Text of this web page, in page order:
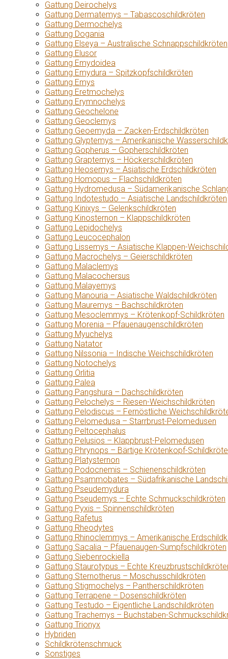
Gattung Deirochelys
Gattung Dermatemys – Tabascoschildkröten
Gattung Dermochelys
Gattung Dogania
Gattung Elseya – Australische Schnappschildkröten
Gattung Elusor
Gattung Emydoidea
Gattung Emydura – Spitzkopfschildkröten
Gattung Emys
Gattung Eretmochelys
Gattung Erymnochelys
Gattung Geochelone
Gattung Geoclemys
Gattung Geoemyda – Zacken-Erdschildkröten
Gattung Glyptemys – Amerikanische
Gattung Gopherus – Gopherschildkröten
Gattung Graptemys – Höckerschildkröten
Gattung Heosemys – Asiatische Erdschildkröten
Gattung Homopus – Flachschildkröten
Gattung Hydromedusa – Südamerikanische
Gattung Indotestudo – Asiatische Landschildkröten
Gattung Kinixys – Gelenkschildkröten
Gattung Kinosternon – Klappschildkröten
Gattung Lepidochelys
Gattung Leucocephalon
Gattung Lissemys – Asiatische Klappen-
Gattung Macrochelys – Geierschildkröten
Gattung Malaclemys
Gattung Malacochersus
Gattung Malayemys
Gattung Manouria – Asiatische Waldschildkröten
Gattung Mauremys – Bachschildkröten
Gattung Mesoclemmys – Krötenkopf-Schildkröten
Gattung Morenia – Pfauenaugenschildkröten
Gattung Myuchelys
Gattung Natator
Gattung Nilssonia – Indische Weichschildkröten
Gattung Notochelys
Gattung Orlitia
Gattung Palea
Gattung Pangshura – Dachschildkröten
Gattung Pelochelys – Riesen-Weichschildkröten
Gattung Pelodiscus – Fernöstliche
Gattung Pelomedusa – Starrbrust-Pelomedusen
Gattung Peltocephalus
Gattung Pelusios – Klappbrust-Pelomedusen
Gattung Phrynops – Bärtige Krötenkopf-
Gattung Platysternon
Gattung Podocnemis – Schienenschildkröten
Gattung Psammobates – Südafrikanische
Gattung Pseudemydura
Gattung Pseudemys – Echte Schmuckschildkröten
Gattung Pyxis – Spinnenschildkröten
Gattung Rafetus
Gattung Rheodytes
Gattung Rhinoclemmys – Amerikanische
Gattung Sacalia – Pfauenaugen-Sumpfschildkröten
Gattung Siebenrockiella
Gattung Staurotypus – Echte
Gattung Sternotherus – Moschusschildkröten
Gattung Stigmochelys – Pantherschildkröten
Gattung Terrapene – Dosenschildkröten
Gattung Testudo – Eigentliche Landschildkröten
Gattung Trachemys – Buchstaben-
Gattung Trionyx
Hybriden
Schildkrötenschmuck
Sonstiges